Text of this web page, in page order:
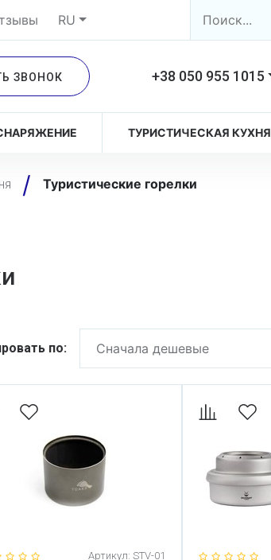
RU
ЗВОНОК +38 050 955 1015
ТУРИСТИЧЕСКАЯ КУХНЯ
Туристические горелки
по: Сначала дешевые
Артикул: STV-01